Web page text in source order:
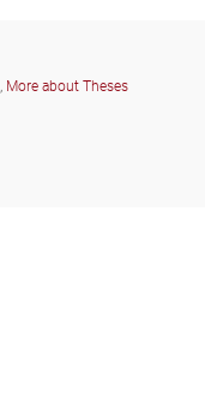
, More about Theses